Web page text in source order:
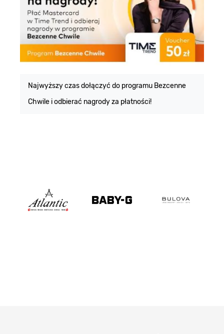
Najwyższy czas dołączyć do programu Bezcenne
Chwile i odbierać nagrody za płatności!